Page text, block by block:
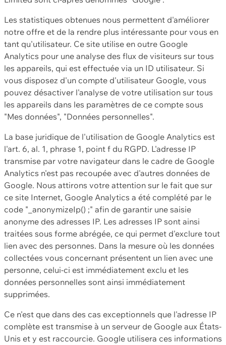
Les statistiques obtenues nous permettent d'améliorer
notre offre et de la rendre plus intéressante pour vous en
tant qu'utilisateur. Ce site utilise en outre Google
Analytics pour une analyse des flux de visiteurs sur tous
les appareils, qui est effectuée via un ID utilisateur. Si
vous disposez d'un compte d'utilisateur Google, vous
pouvez désactiver l'analyse de votre utilisation sur tous
les appareils dans les paramètres de ce compte sous
"Mes données", "Données personnelles".
La base juridique de l'utilisation de Google Analytics est
l'art. 6, al. 1, phrase 1, point f du RGPD. L'adresse IP
transmise par votre navigateur dans le cadre de Google
Analytics n'est pas recoupée avec d'autres données de
Google. Nous attirons votre attention sur le fait que sur
ce site Internet, Google Analytics a été complété par le
code "_anonymizeIp() ;" afin de garantir une saisie
anonyme des adresses IP. Les adresses IP sont ainsi
traitées sous forme abrégée, ce qui permet d'exclure tout
lien avec des personnes. Dans la mesure où les données
collectées vous concernant présentent un lien avec une
personne, celui-ci est immédiatement exclu et les
données personnelles sont ainsi immédiatement
supprimées.
Ce n'est que dans des cas exceptionnels que l'adresse IP
complète est transmise à un serveur de Google aux États-
Unis et y est raccourcie. Google utilisera ces informations